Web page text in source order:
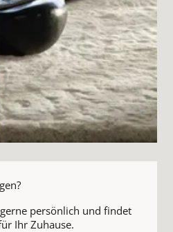
persönlich und findet
Ihr Zuhause.